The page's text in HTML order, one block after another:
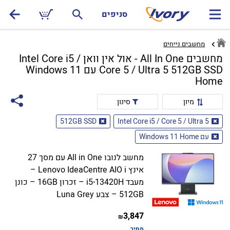
סניפים
מחשבים נייחים
מחשבים All In One - אול אין וואן Intel Core i5 /
Core 5 / Ultra 5 512GB SSD עם Windows 11
Home
מיון
סינון
Intel Core i5 / Core 5 / Ultra 5
512GB SSD
עם Windows 11 Home
מחשב לנובו All in One עם מסך 27
אינץ Lenovo IdeaCentre AIO i –
מעבד i5-13420H – זכרון 16GB – כונן
512GB – צבע Luna Grey
3,847
₪